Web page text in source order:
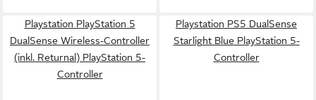
Playstation PlayStation 5
DualSense Wireless-Controller
(inkl. Returnal) PlayStation 5-
Controller
Playstation PS5 DualSense
Starlight Blue PlayStation 5-
Controller